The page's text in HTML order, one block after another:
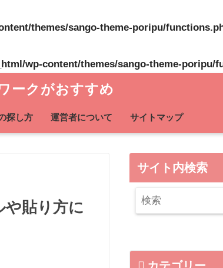
themes/sango-theme-poripu/
wp-content/themes/sango-theme-poripu/
ークがおすすめ
探し方 運営者について サイトマップ
貼り方に
サイト内検索